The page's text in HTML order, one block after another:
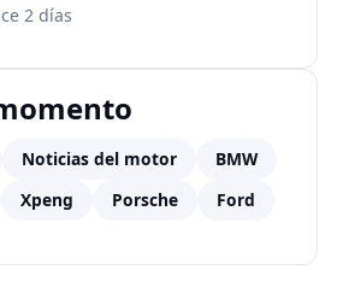
2 días
Noticias del motor
BMW
Xpeng Porsche Ford